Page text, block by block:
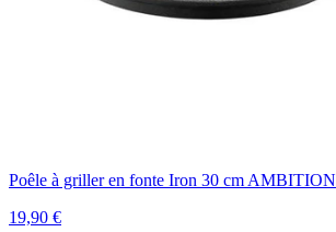
Poêle à griller en fonte Iron 30 cm AMBITION
19,90 €